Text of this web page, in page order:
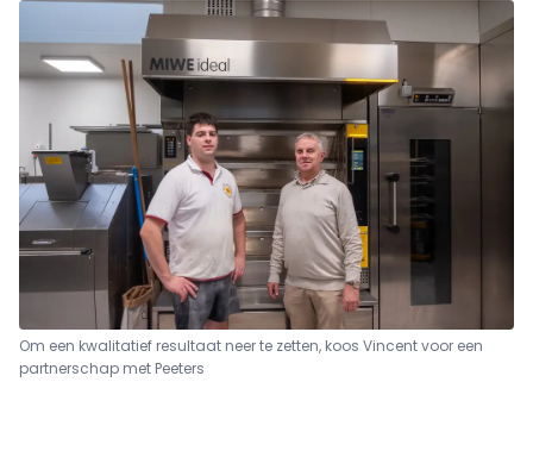
Om een kwalitatief resultaat neer te zetten, koos Vincent voor een
partnerschap met Peeters